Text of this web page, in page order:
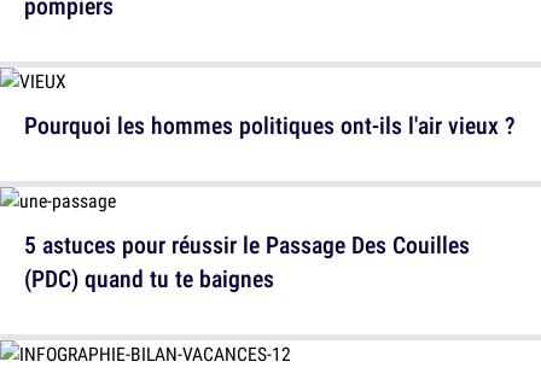
Pourquoi les hommes politiques ont-ils l'air vieux ?
5 astuces pour réussir le Passage Des Couilles
(PDC) quand tu te baignes